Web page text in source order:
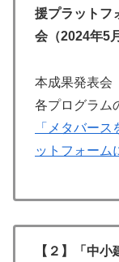
援プラットフ
会（2024年5
本成果発表会
各プログラム
「メタバー
ットフォーム
【２】「中